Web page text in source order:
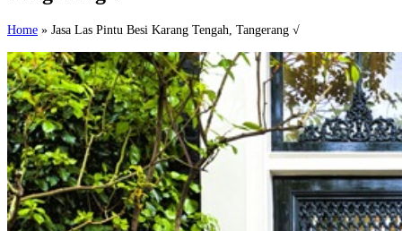
Home » Jasa Las Pintu Besi Karang Tengah, Tangerang √